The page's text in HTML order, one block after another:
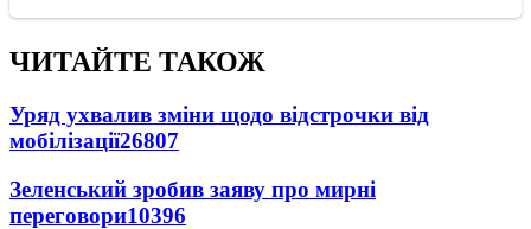
ЧИТАЙТЕ ТАКОЖ
Уряд ухвалив зміни щодо відстрочки від
мобілізації26807
Зеленський зробив заяву про мирні
переговори10396